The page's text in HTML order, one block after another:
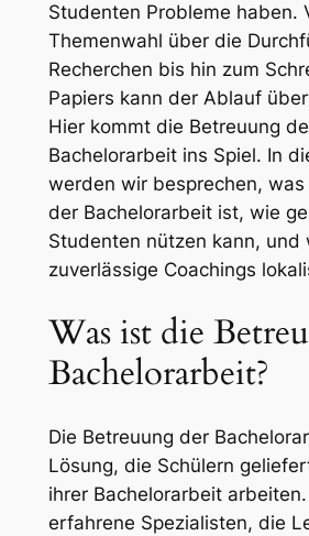
Studenten Probleme haben.
Themenwahl über die
Recherchen bis hin zum
Papiers kann der Ablauf
Hier kommt die Betreuung
Bachelorarbeit ins Spiel. In
werden wir besprechen,
der Bachelorarbeit ist, wie
Studenten nützen kann, und
zuverlässige Coachings
Was ist die
Bachelorarbeit?
Die Betreuung der
Lösung, die Schülern
ihrer Bachelorarbeit
erfahrene Spezialisten, die